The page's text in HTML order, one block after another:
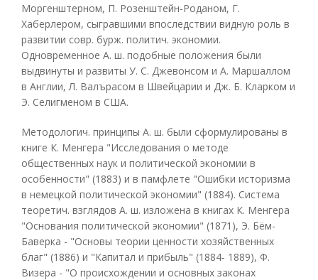
Моргенштерном, П. Розенштейн-Роданом, Г.
Хаберлером, сыгравшими впоследствии видную роль в
развитии совр. бурж. политич. экономии.
Одновременное А. ш. подобные положения были
выдвинуты и развиты У. С. Джевонсом и А. Маршаллом
в Англии, Л. Валърасом в Швейцарии и Дж. Б. Кларком и
Э. Селигменом в США.
Методологич. принципы А. ш. были сформулированы в
книге К. Менгера "Исследования о методе
общественных наук и политической экономии в
особенности" (1883) и в памфлете "Ошибки историзма
в немецкой политической экономии" (1884). Система
теоретич. взглядов А. ш. изложена в книгах К. Менгера
"Основания политической экономии" (1871), Э. Бём-
Баверка - "Основы теории ценности хозяйственных
благ" (1886) и "Капитал и прибыль" (1884- 1889), Ф.
Визера - "О происхождении и основных законах